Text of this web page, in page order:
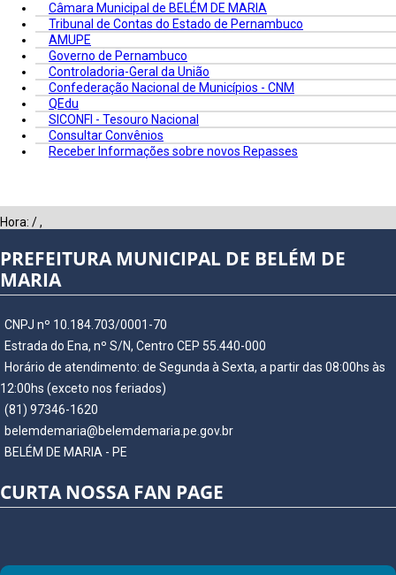
Câmara Municipal de BELÉM DE MARIA
Tribunal de Contas do Estado de Pernambuco
AMUPE
Governo de Pernambuco
Controladoria-Geral da União
Confederação Nacional de Municípios - CNM
QEdu
SICONFI - Tesouro Nacional
Consultar Convênios
Receber Informações sobre novos Repasses
Hora: /,
PREFEITURA MUNICIPAL DE BELÉM DE
MARIA
CNPJ nº 10.184.703/0001-70
Estrada do Ena, nº S/N, Centro CEP 55.440-000
Horário de atendimento: de Segunda à Sexta, a partir das 08:00hs às
12:00hs (exceto nos feriados)
(81) 97346-1620
belemdemaria@belemdemaria.pe.gov.br
BELÉM DE MARIA - PE
CURTA NOSSA FAN PAGE